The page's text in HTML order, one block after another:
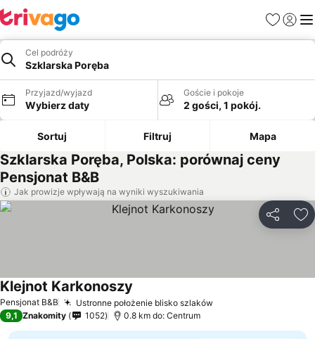
Ulubione
Cel podróży
Szklarska Poręba
Przyjazd/wyjazd
Wybierz daty
Goście i pokoje
2 gości, 1 pokój.
Sortuj Filtruj Mapa
Szklarska Poręba, Polska: porównaj ceny
Pensjonat B&B
Jak prowizje wpływają na wyniki wyszukiwania
Pensjonat B&B Ustronne położenie blisko szlaków
Klejnot Karkonoszy
9,1 Znakomity 1052 0.8 km do: Centrum